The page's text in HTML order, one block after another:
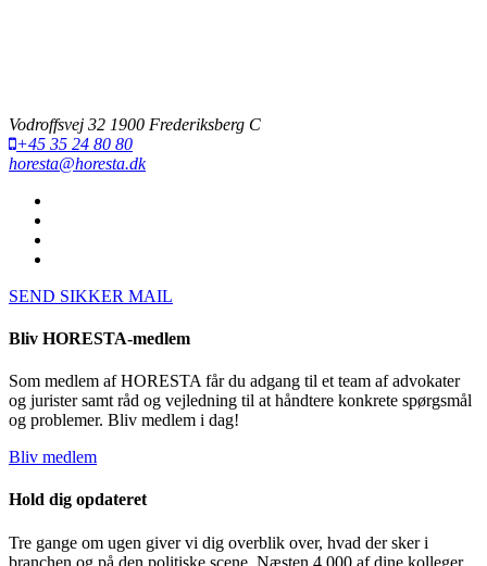
Vodroffsvej 32 1900 Frederiksberg C
+45 35 24 80 80
horesta@horesta.dk
SEND SIKKER MAIL
Bliv HORESTA-medlem
Som medlem af HORESTA får du adgang til et team af advokater
og jurister samt råd og vejledning til at håndtere konkrete spørgsmål
og problemer. Bliv medlem i dag!
Bliv medlem
Hold dig opdateret
Tre gange om ugen giver vi dig overblik over, hvad der sker i
branchen og på den politiske scene. Næsten 4.000 af dine kolleger